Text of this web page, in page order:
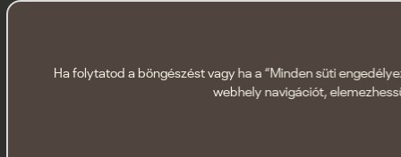
Ha folytatod a böngészést vagy ha a “Minden süti
webhely navigációt,